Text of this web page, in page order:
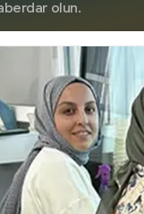
olun.